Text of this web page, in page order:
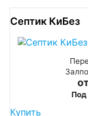
Септик КиБез
Под
Купить